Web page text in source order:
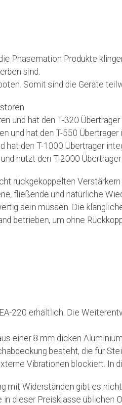
Phasemation Produkte
sind.
Somit sind die Geräte
und hat den T-320
und hat den T-550 Übertrager
hat den T-1000 Übertrager
und nutzt den T-2000 Übertrager
rückgekoppelten
fließende und natürliche
sein müssen. Die
betrieben, um ohne
220 erhältlich. Die
einer 8 mm dicken
besteht, die für
Vibrationen blockiert. In
mit Widerständen gibt es
dieser Preisklasse üblichen